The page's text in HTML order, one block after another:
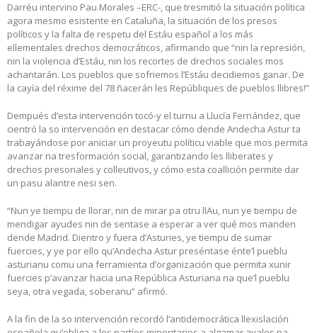
Darréu intervino Pau Morales –ERC-, que tresmitió la situación política
agora mesmo esistente en Cataluña, la situación de los presos
políticos y la falta de respetu del Estáu español a los más
ellementales drechos democráticos, afirmando que “nin la represión,
nin la violencia d’Estáu, nin los recortes de drechos sociales mos
achantarán. Los pueblos que sofriemos l’Estáu decidiemos ganar. De
la cayía del réxime del 78 ñacerán les Repúbliques de pueblos llibres!”
Dempués d’esta intervención tocó-y el turnu a Llucía Fernández, que
cientró la so intervención en destacar cómo dende Andecha Astur ta
trabayándose por aniciar un proyeutu políticu viable que mos permita
avanzar na tresformación social, garantizando les lliberates y
drechos presonales y colleutivos, y cómo esta coallición permite dar
un pasu alantre nesi sen.
“Nun ye tiempu de llorar, nin de mirar pa otru llAu, nun ye tiempu de
mendigar ayudes nin de sentase a esperar a ver qué mos manden
dende Madrid. Dientro y fuera d’Asturies, ye tiempu de sumar
fuercies, y ye por ello qu’Andecha Astur preséntase énte’l pueblu
asturianu comu una ferramienta d’organización que permita xunir
fuercies p’avanzar hacia una República Asturiana na que’l pueblu
seya, otra vegada, soberanu” afirmó.
A la fin de la so intervención recordó l’antidemocrática llexislación